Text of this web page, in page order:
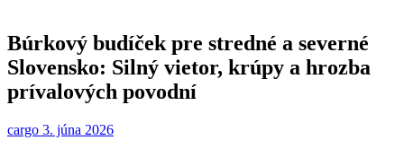
Búrkový budíček pre stredné a severné
Slovensko: Silný vietor, krúpy a hrozba
prívalových povodní
cargo 3. júna 2026